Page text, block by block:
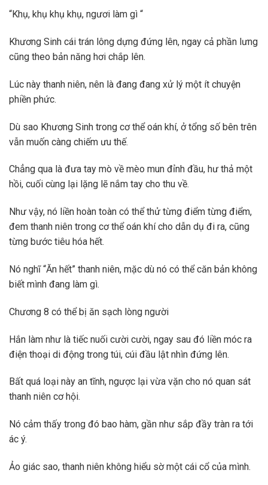
“Khụ, khụ khụ khụ, ngươi làm gì “
Khương Sinh cái trán lông dựng đứng lên, ngay cả phần lưng
cũng theo bản năng hơi chắp lên.
Lúc này thanh niên, nên là đang đang xử lý một ít chuyện
phiền phức.
Dù sao Khương Sinh trong cơ thể oán khí, ở tổng số bên trên
vẫn muốn càng chiếm ưu thế.
Chẳng qua là đưa tay mò về mèo mun đỉnh đầu, hư thả một
hồi, cuối cùng lại lặng lẽ nắm tay cho thu về.
Như vậy, nó liền hoàn toàn có thể thử từng điểm từng điểm,
đem thanh niên trong cơ thể oán khí cho dẫn dụ đi ra, cũng
từng bước tiêu hóa hết.
Nó nghĩ “Ăn hết” thanh niên, mặc dù nó có thể căn bản không
biết mình đang làm gì.
Chương 8 có thể bị ăn sạch lòng người
Hắn làm như là tiếc nuối cười cười, ngay sau đó liền móc ra
điện thoại di động trong túi, cúi đầu lật nhìn đứng lên.
Bất quá loại này an tĩnh, ngược lại vừa vặn cho nó quan sát
thanh niên cơ hội.
Nó cảm thấy trong đó bao hàm, gần như sắp đầy tràn ra tới
ác ý.
Ảo giác sao, thanh niên không hiểu sờ một cái cổ của mình.